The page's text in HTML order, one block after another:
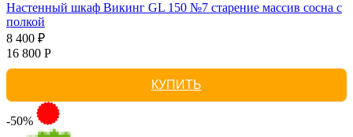
Настенный шкаф Викинг GL 150 №7 старение массив сосна с
полкой
8 400 ₽
16 800 Р
КУПИТЬ
-50%